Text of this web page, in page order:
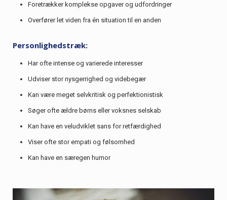
Foretrækker komplekse opgaver og udfordringer
Overfører let viden fra én situation til en anden
Personlighedstræk:
Har ofte intense og varierede interesser
Udviser stor nysgerrighed og videbegær
Kan være meget selvkritisk og perfektionistisk
Søger ofte ældre børns eller voksnes selskab
Kan have en veludviklet sans for retfærdighed
Viser ofte stor empati og følsomhed
Kan have en særegen humor